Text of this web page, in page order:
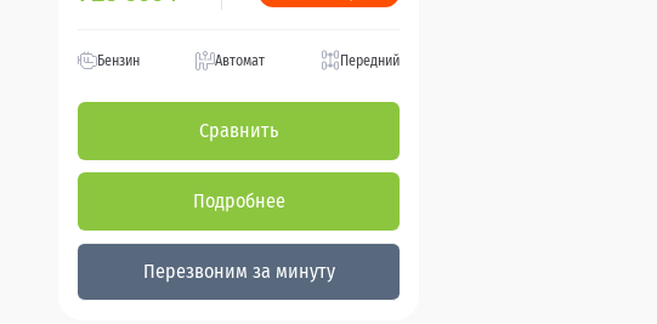
Бензин Автомат Передний
Сравнить
Подробнее
Перезвоним за минуту